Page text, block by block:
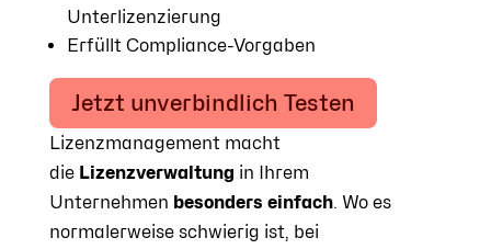
Unterlizenzierung
Erfüllt Compliance-Vorgaben
Jetzt unverbindlich Testen
Lizenzmanagement macht
die Lizenzverwaltung in Ihrem
Unternehmen besonders einfach. Wo es
normalerweise schwierig ist, bei